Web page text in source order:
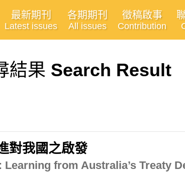
最新期刊
Latest issues
各期期刊
All issues
徵稿啟事
Contribution
結果 Search Result
對我國之啟發
from Australia’s Treaty